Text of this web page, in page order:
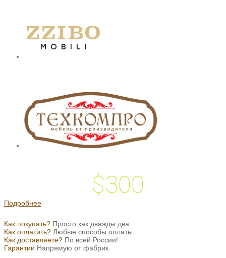
$300
Подробнее
Как покупать? Просто как дважды два
Как оплатить? Любые способы оплаты
Как доставляете? По всей России!
Гарантии Напрямую от фабрик